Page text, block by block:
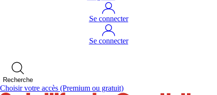
Se connecter
Se connecter
Recherche
Choisir votre accès (Premium ou gratuit)